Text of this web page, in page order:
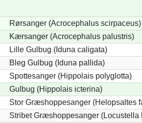
Rørsanger (Acrocephalus scirpaceus)
Kærsanger (Acrocephalus palustris)
Lille Gulbug (Iduna caligata)
Bleg Gulbug (Iduna pallida)
Spottesanger (Hippolais polyglotta)
Gulbug (Hippolais icterina)
Stor Græshoppesanger (Helopsaltes
Stribet Græshoppesanger (Locustella